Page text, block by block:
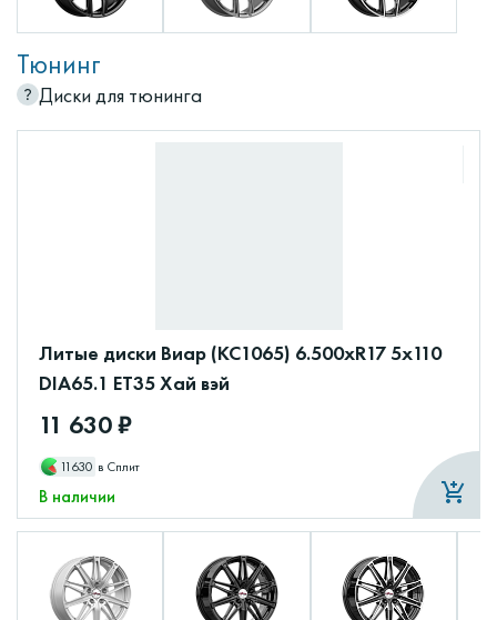
Тюнинг
Диски для тюнинга
Литые диски Виар (КС1065) 6.500xR17 5x110
DIA65.1 ET35 Хай вэй
11 630 ₽
11630 в Сплит
В наличии